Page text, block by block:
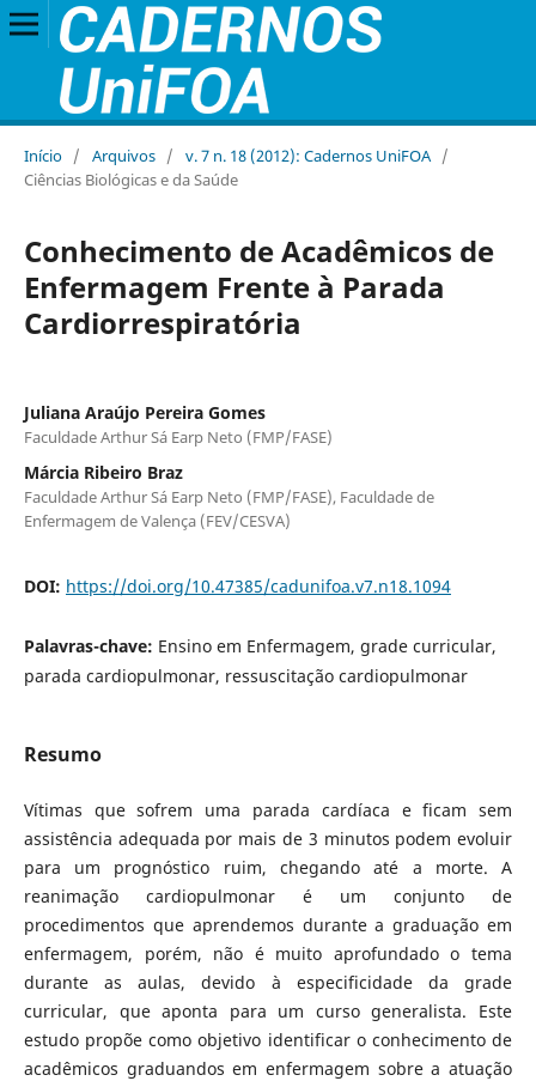
Início / Arquivos / v. 7 n. 18 (2012): Cadernos UniFOA /
Ciências Biológicas e da Saúde
Conhecimento de Acadêmicos de
Enfermagem Frente à Parada
Cardiorrespiratória
Juliana Araújo Pereira Gomes
Faculdade Arthur Sá Earp Neto (FMP/FASE)
Márcia Ribeiro Braz
Faculdade Arthur Sá Earp Neto (FMP/FASE), Faculdade de
Enfermagem de Valença (FEV/CESVA)
DOI: https://doi.org/10.47385/cadunifoa.v7.n18.1094
Palavras-chave: Ensino em Enfermagem, grade curricular,
parada cardiopulmonar, ressuscitação cardiopulmonar
Resumo
Vítimas que sofrem uma parada cardíaca e ficam sem
assistência adequada por mais de 3 minutos podem evoluir
para um prognóstico ruim, chegando até a morte. A
reanimação cardiopulmonar é um conjunto de
procedimentos que aprendemos durante a graduação em
enfermagem, porém, não é muito aprofundado o tema
durante as aulas, devido à especificidade da grade
curricular, que aponta para um curso generalista. Este
estudo propõe como objetivo identificar o conhecimento de
acadêmicos graduandos em enfermagem sobre a atuação